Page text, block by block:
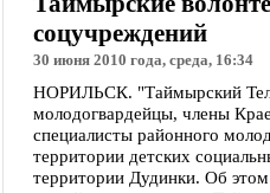
соцучреждений
30 июня 2010 года, среда, 16:34
НОРИЛЬСК. "Таймырский
молодогвардейцы, члены
специалисты районного
территории детских
территории Дудинки. Об